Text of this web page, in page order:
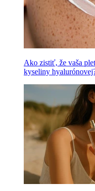
Ako zistiť, že vaša
kyseliny